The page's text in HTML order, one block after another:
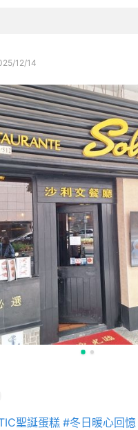
12/14
聖誕蛋糕#冬日暖心回憶